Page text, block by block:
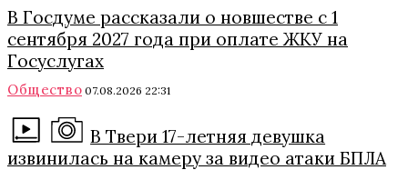
В Госдуме рассказали о новшестве с 1
сентября 2027 года при оплате ЖКУ на
Госуслугах
Общество 07.08.2026 22:31
В Твери 17-летняя девушка
извинилась на камеру за видео атаки БПЛА